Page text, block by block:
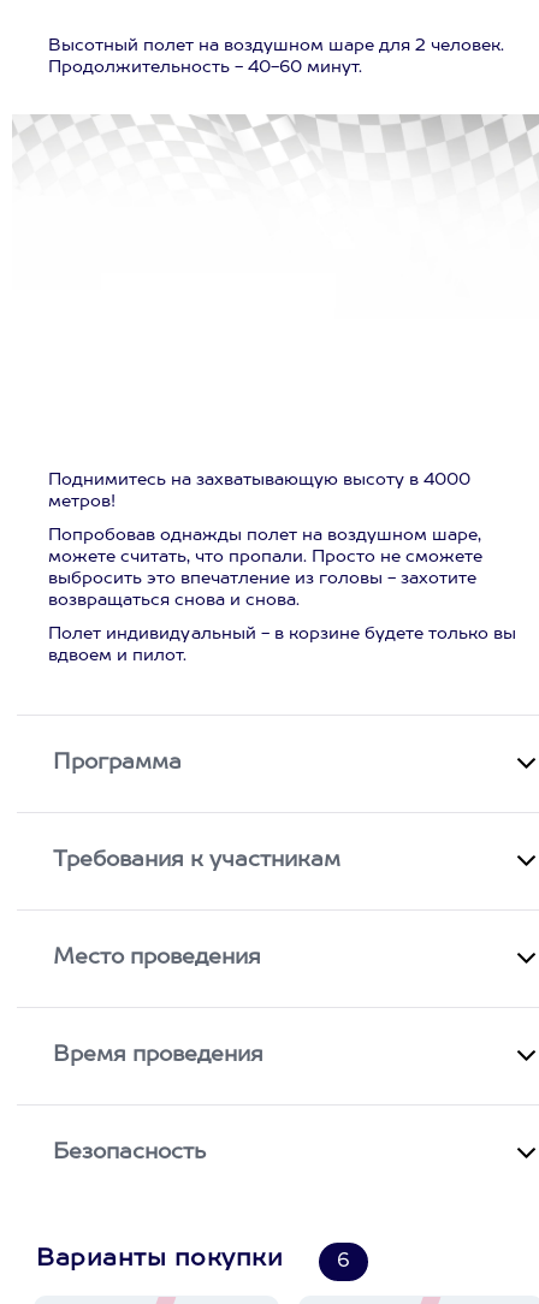
Высотный полет на воздушном шаре для 2 человек.
Продолжительность - 40-60 минут.
Поднимитесь на захватывающую высоту в 4000
метров!
Попробовав однажды полет на воздушном шаре,
можете считать, что пропали. Просто не сможете
выбросить это впечатление из головы - захотите
возвращаться снова и снова.
Полет индивидуальный - в корзине будете только вы
вдвоем и пилот.
Программа
Требования к участникам
Место проведения
Время проведения
Безопасность
Варианты покупки 6